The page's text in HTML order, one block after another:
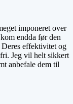
imponeret over
endda før den
effektivitet og
Jeg vil helt sikkert
anbefale dem til